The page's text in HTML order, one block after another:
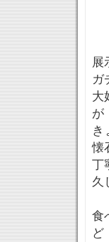
展
ガ
大
が
き
懐
丁
久
食
ど